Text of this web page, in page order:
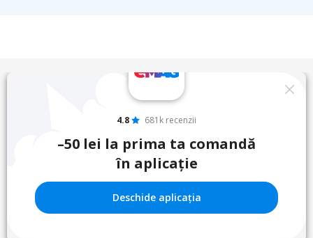
4.8 681k recenzii
–50 lei la prima ta comandă
în aplicație
Deschide aplicația